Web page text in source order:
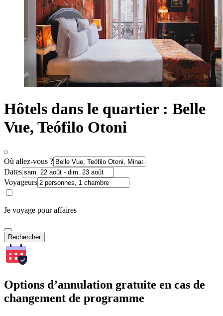
Hôtels dans le quartier : Belle
Vue, Teófilo Otoni
Où allez-vous ?
Dates
Voyageurs
Je voyage pour affaires
Rechercher
Options d’annulation gratuite en cas de
changement de programme